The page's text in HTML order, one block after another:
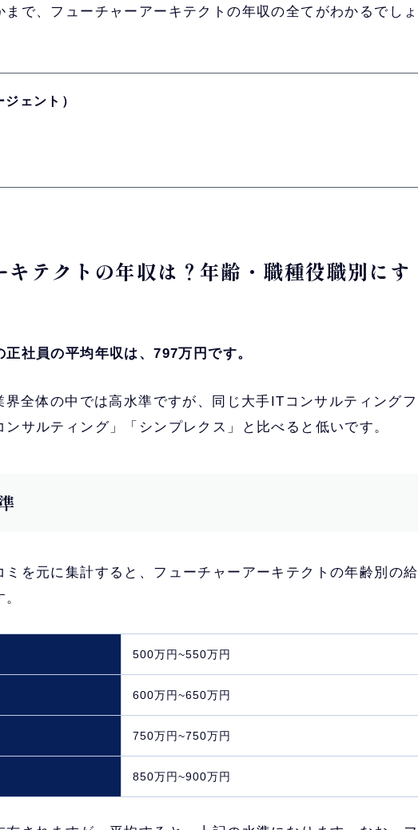
で、フューチャーアーキテクトの年収の全てがわかるでしょ
ェント）
テクトの年収は？年齢・職種役職別にす
社員の平均年収は、797万円です。
全体の中では高水準ですが、同じ大手ITコンサルティングフ
サルティング」「シンプレクス」と比べると低いです。
を元に集計すると、フューチャーアーキテクトの年齢別の給
500万円~550万円
600万円~650万円
750万円~750万円
850万円~900万円